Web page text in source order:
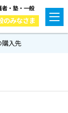
者・塾・一般
のみなさま
購入先